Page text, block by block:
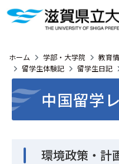
ホーム 学部・大学院 教育
留学生体験記
留学生日記
中国留学
環境政策・計